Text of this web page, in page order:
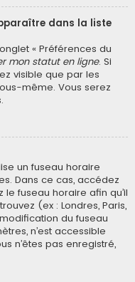
dans la liste
« Préférences du
mon statut en ligne. Si
visible que par les
même. Vous serez
un fuseau horaire
Dans ce cas, accédez
fuseau horaire afin qu’il
(ex : Londres, Paris,
du fuseau
n’est accessible
n’êtes pas enregistré,